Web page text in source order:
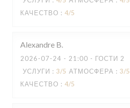
КАЧЕСТВО : 4/5
Alexandre B
2026-07-24 - 21:00 - ГОСТИ 2
УСЛУГИ : 3/5 АТМОСФЕРА : 3/5
КАЧЕСТВО : 4/5